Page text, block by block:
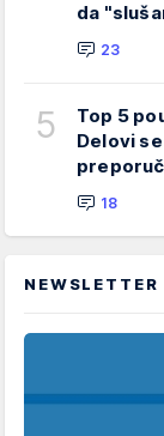
da
23
5
Top 5
Delovi
18
NEWSLETTER